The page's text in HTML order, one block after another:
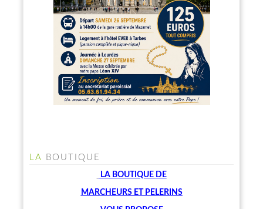
LA BOUTIQUE
LA BOUTIQUE DE
MARCHEURS ET PELERINS